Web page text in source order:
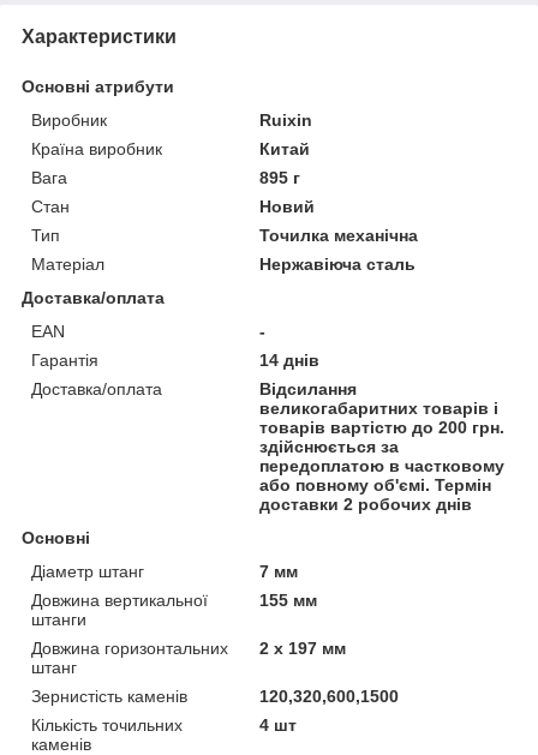
Характеристики
Основні атрибути
Виробник
Ruixin
Країна виробник
Китай
Вага
895 г
Стан
Новий
Тип
Точилка механічна
Матеріал
Нержавіюча сталь
Доставка/оплата
EAN
-
Гарантія
14 днів
Доставка/оплата
Відсилання
великогабаритних товарів і
товарів вартістю до 200 грн.
здійснюється за
передоплатою в частковому
або повному об'ємі. Термін
доставки 2 робочих днів
Основні
Діаметр штанг
7 мм
Довжина вертикальної
штанги
155 мм
Довжина горизонтальних
штанг
2 х 197 мм
Зернистість каменів
120,320,600,1500
Кількість точильних
каменів
4 шт